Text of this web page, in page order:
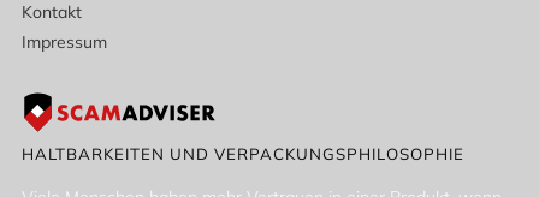
Kontakt
Impressum
HALTBARKEITEN UND VERPACKUNGSPHILOSOPHIE